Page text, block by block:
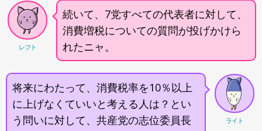
レフト
続いて、7党すべての代表者に対して、
消費増税についての質問が投げかけら
れたニャ。
ライト
将来にわたって、消費税率を10％以上
に上げなくていいと考える人は？とい
う問いに対して、共産党の志位委員長